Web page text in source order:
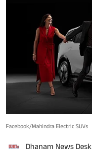
Facebook/Mahindra Electric SUVs
Dhanam News Desk